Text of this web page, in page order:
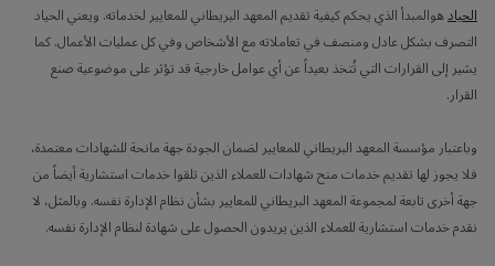
الحيادهوالمبدأ الذي يحكم كيفية تقديم المعهد البريطاني للمعايير لخدماته. ويعني الحياد
التصرف بشكل عادل ومنصف في تعاملاته مع الأشخاص وفي كل عمليات الأعمال. كما
يشير إلى القرارات التي تُتخذ بعيداً عن أي عوامل خارجية قد تؤثر على موضوعية صنع
القرار.
وباعتبار مؤسسة المعهد البريطاني للمعايير لضمان الجودة جهة مانحة للشهادات معتمدة،
فلا يجوز لها تقديم خدمات منح شهادات للعملاء الذين تلقوا خدمات استشارية أيضاً من
جهة أخرى تابعة لمجموعة المعهد البريطاني للمعايير بشأن نظام الإدارة نفسه. وبالمثل، لا
نقدم خدمات استشارية للعملاء الذين يريدون الحصول على شهادة لنظام الإدارة نفسه.